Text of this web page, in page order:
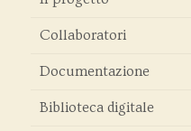
Collaboratori
Documentazione
Biblioteca digitale